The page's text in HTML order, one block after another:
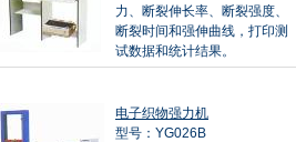
力、断裂伸长率、断裂强度、
断裂时间和强伸曲线，打印测
试数据和统计结果。
电子织物强力机
型号：YG026B